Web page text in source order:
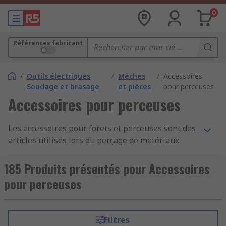
0
Références fabricant
/ Outils électriques
Soudage et brasage
/ Mèches
et pièces
/ Accessoires
pour perceuses
Accessoires pour perceuses
Les accessoires pour forets et perceuses sont des
articles utilisés lors du perçage de matériaux.
d'accessoires pour répondre à vos besoins avec
les plus grandes marques comme par exemple
DeWalt, Makita, Bosch, Dormer et RS PRO. Que
rechange, un adaptateur de foret ou des
185 Produits présentés pour Accessoires
pour perceuses
Filtres